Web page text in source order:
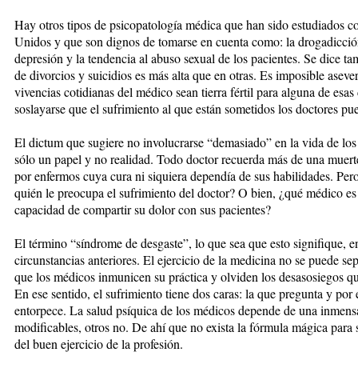
Hay otros tipos de psicopatología médica que han sido estudiados
Unidos y que son dignos de tomarse en cuenta como: la
depresión y la tendencia al abuso sexual de los pacientes. Se dice
de divorcios y suicidios es más alta que en otras. Es imposible
vivencias cotidianas del médico sean tierra fértil para alguna de
soslayarse que el sufrimiento al que están sometidos los doctores
El dictum que sugiere no involucrarse “demasiado” en la vida de
sólo un papel y no realidad. Todo doctor recuerda más de una
por enfermos cuya cura ni siquiera dependía de sus habilidades.
quién le preocupa el sufrimiento del doctor? O bien, ¿qué médico
capacidad de compartir su dolor con sus pacientes?
El término “síndrome de desgaste”, lo que sea que esto signifique,
circunstancias anteriores. El ejercicio de la medicina no se puede
que los médicos inmunicen su práctica y olviden los desasosiegos
En ese sentido, el sufrimiento tiene dos caras: la que pregunta y
entorpece. La salud psíquica de los médicos depende de una
modificables, otros no. De ahí que no exista la fórmula mágica para
del buen ejercicio de la profesión.